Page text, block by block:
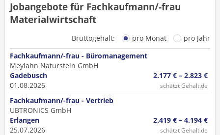
Jobangebote für Fachkaufmann/-frau
Materialwirtschaft
Bruttogehalt: pro Monat
pro Jahr
Fachkaufmann/-frau - Büromanagement
Meylahn Naturstein GmbH
Gadebusch
01.08.2026
2.177 € – 2.823 €
schätzt Gehalt.de
Fachkaufmann/-frau - Vertrieb
UBTRONICS GmbH
Erlangen
25.07.2026
2.419 € – 4.194 €
schätzt Gehalt.de